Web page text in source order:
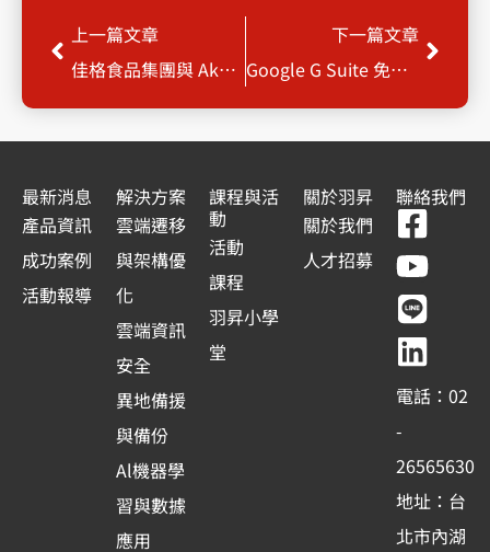
上一頁
上一篇文章
佳格食品集團與 Akamai、羽昇國際並肩合作，經由雲端持續挹注最新最強的資安能量
下一篇文章
Google G Suite 免費版 7/1將終止服務
下一
最新消息
產品資訊
成功案例
活動報導
解決方案
雲端遷移
與架構優
化
雲端資訊
安全
異地備援
與備份
Al機器學
習與數據
應用
課程與活
動
活動
課程
羽昇小學
堂
關於羽昇
關於我們
人才招募
聯絡我們
F
a
c
e
b
o
o
k
-
s
Y
o
u
t
u
b
e
L
i
n
e
L
i
n
k
e
d
i
n
電話：02
-
26565630
地址：台
北市內湖